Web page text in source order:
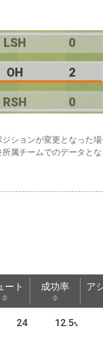
LSH 0
OH 2
RSH 0
ションが変更となった
属チームでのデータとな
ート 成功率 ア
24 12.5%